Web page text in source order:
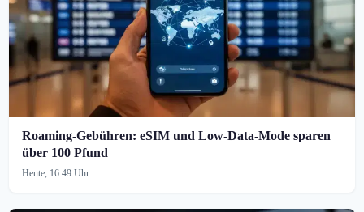
Roaming-Gebühren: eSIM und Low-Data-Mode sparen
über 100 Pfund
Heute, 16:49 Uhr